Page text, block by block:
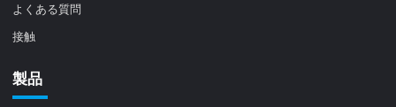
よくある質問
接触
製品